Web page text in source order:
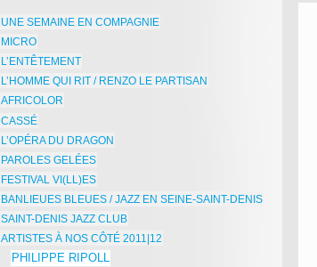
UNE SEMAINE EN COMPAGNIE
MICRO
L’ENTÊTEMENT
L’HOMME QUI RIT / RENZO LE PARTISAN
AFRICOLOR
CASSÉ
L’OPÉRA DU DRAGON
PAROLES GELÉES
FESTIVAL VI(LL)ES
BANLIEUES BLEUES / JAZZ EN SEINE-SAINT-DENIS
SAINT-DENIS JAZZ CLUB
ARTISTES À NOS CÔTÉ 2011|12
PHILIPPE RIPOLL